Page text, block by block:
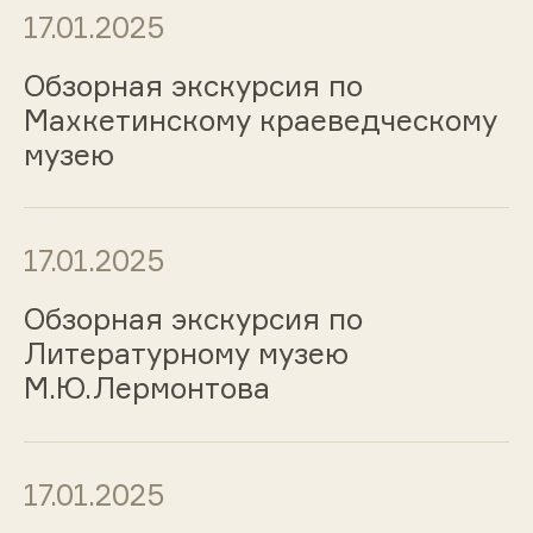
17.01.2025
Обзорная экскурсия по
Махкетинскому краеведческому
музею
17.01.2025
Обзорная экскурсия по
Литературному музею
М.Ю.Лермонтова
17.01.2025